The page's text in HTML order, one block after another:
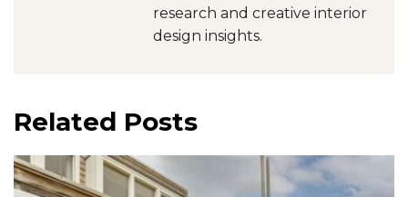
research and creative interior
design insights.
Related Posts